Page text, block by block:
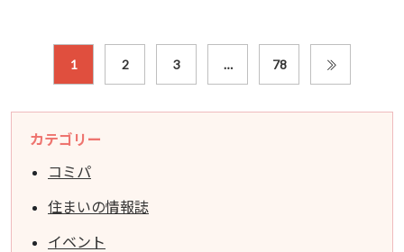
1 2 3 … 78
カテゴリー
コミパ
住まいの情報誌
イベント